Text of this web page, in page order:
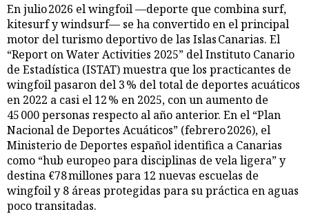
En julio 2026 el wingfoil —deporte que combina surf,
kitesurf y windsurf— se ha convertido en el principal
motor del turismo deportivo de las Islas Canarias. El
“Report on Water Activities 2025” del Instituto Canario
de Estadística (ISTAT) muestra que los practicantes de
wingfoil pasaron del 3 % del total de deportes acuáticos
en 2022 a casi el 12 % en 2025, con un aumento de
45 000 personas respecto al año anterior. En el “Plan
Nacional de Deportes Acuáticos” (febrero 2026), el
Ministerio de Deportes español identifica a Canarias
como “hub europeo para disciplinas de vela ligera” y
destina €78 millones para 12 nuevas escuelas de
wingfoil y 8 áreas protegidas para su práctica en aguas
poco transitadas.